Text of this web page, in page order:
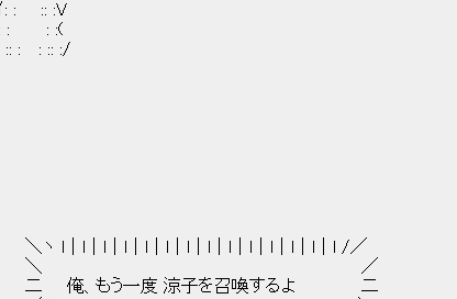
: :: :V
: : :(
: : :: :/
l｜l｜l｜l｜l｜l /／
／
度 涼子を召喚するよ 二